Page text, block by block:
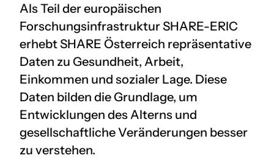
Als Teil der europäischen
Forschungsinfrastruktur SHARE-ERIC
erhebt SHARE Österreich repräsentative
Daten zu Gesundheit, Arbeit,
Einkommen und sozialer Lage. Diese
Daten bilden die Grundlage, um
Entwicklungen des Alterns und
gesellschaftliche Veränderungen besser
zu verstehen.